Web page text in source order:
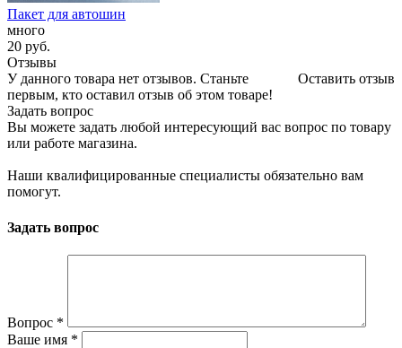
Пакет для автошин
много
20 руб.
Отзывы
Оставить отзыв
У данного товара нет отзывов. Станьте
первым, кто оставил отзыв об этом товаре!
Задать вопрос
Вы можете задать любой интересующий вас вопрос по товару
или работе магазина.
Наши квалифицированные специалисты обязательно вам
помогут.
Задать вопрос
Вопрос *
Ваше имя *